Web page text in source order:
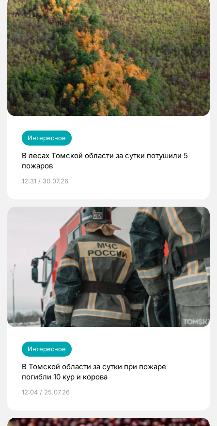
Интересное
В лесах Томской области за сутки потушили 5
пожаров
12:31 / 30.07.26
Интересное
В Томской области за сутки при пожаре
погибли 10 кур и корова
12:04 / 25.07.26